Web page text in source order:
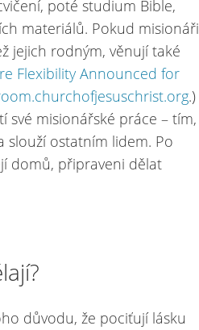
poté studium Bible,
materiálů. Pokud misionáři
jejich rodným, věnují také
Flexibility Announced for
.)
své misionářské práce – tím,
slouží ostatním lidem. Po
domů, připraveni dělat
důvodu, že pociťují lásku